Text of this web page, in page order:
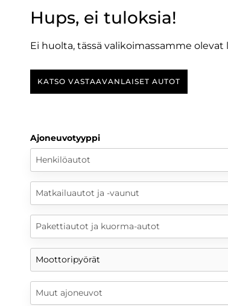
Hups, ei tuloksia!
Ei huolta, tässä valikoimassamme
KATSO VASTAAVANLAISET AUTOT
Ajoneuvotyyppi
Henkilöautot
Matkailuautot ja -vaunut
Pakettiautot ja kuorma-autot
Moottoripyörät
Muut ajoneuvot